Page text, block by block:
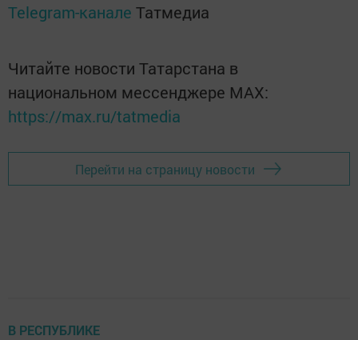
Telegram-канале Татмедиа
Читайте новости Татарстана в
национальном мессенджере MАХ:
https://max.ru/tatmedia
Перейти на страницу новости
В РЕСПУБЛИКЕ